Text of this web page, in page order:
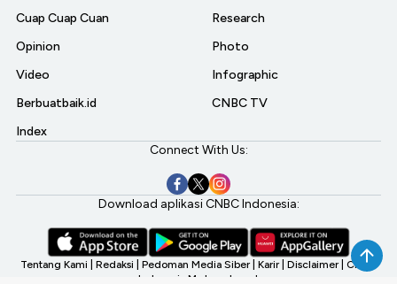
Cuap Cuap Cuan
Opinion
Video
Berbuatbaik.id
Index
Research
Photo
Infographic
CNBC TV
Connect With Us:
Download aplikasi CNBC Indonesia:
Tentang Kami Redaksi Pedoman Media Siber Karir Disclaimer CNBC
Indonesia My Investment